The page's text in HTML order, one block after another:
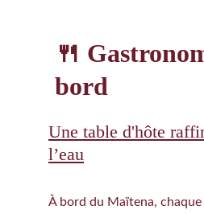
Une table d'hôte
l’eau
À bord du Maïtena,
🍴
bord